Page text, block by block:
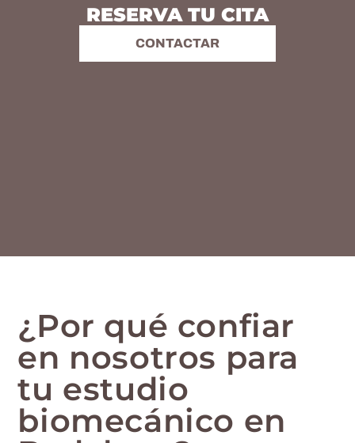
RESERVA TU CITA
CONTACTAR
¿Por qué confiar
en nosotros para
tu estudio
biomecánico en